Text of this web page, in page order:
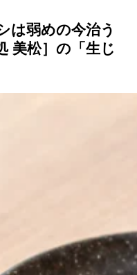
は弱めの今治う
美松］の「生じ